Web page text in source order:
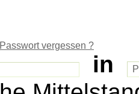
Passwort vergessen ?
in